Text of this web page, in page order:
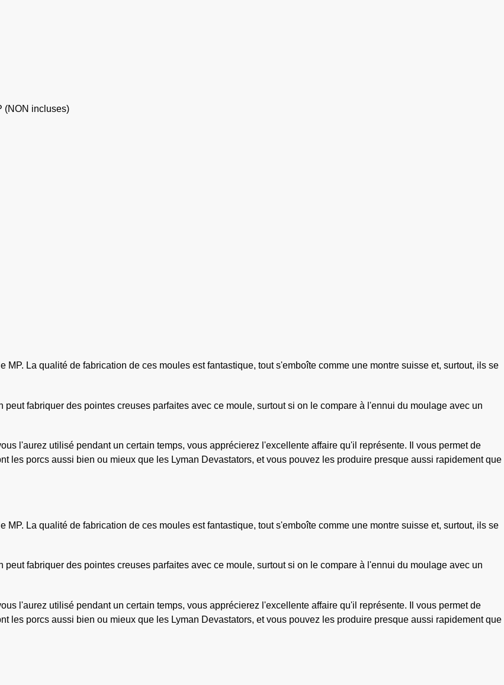
(NON incluses)
La qualité de fabrication de ces moules est fantastique, tout s'emboîte comme une montre suisse et, surtout, ils se
fabriquer des pointes creuses parfaites avec ce moule, surtout si on le compare à l'ennui du moulage avec un
l'aurez utilisé pendant un certain temps, vous apprécierez l'excellente affaire qu'il représente. Il vous permet de
les porcs aussi bien ou mieux que les Lyman Devastators, et vous pouvez les produire presque aussi rapidement que
La qualité de fabrication de ces moules est fantastique, tout s'emboîte comme une montre suisse et, surtout, ils se
fabriquer des pointes creuses parfaites avec ce moule, surtout si on le compare à l'ennui du moulage avec un
l'aurez utilisé pendant un certain temps, vous apprécierez l'excellente affaire qu'il représente. Il vous permet de
les porcs aussi bien ou mieux que les Lyman Devastators, et vous pouvez les produire presque aussi rapidement que